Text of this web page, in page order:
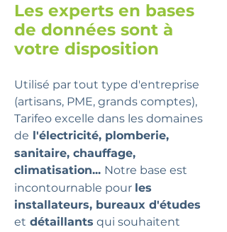
Les experts en bases
de données sont à
votre disposition
Utilisé par tout type d'entreprise
(artisans, PME, grands comptes),
Tarifeo excelle dans les domaines
de l'électricité, plomberie,
sanitaire, chauffage,
climatisation... Notre base est
incontournable pour les
installateurs, bureaux d'études
et détaillants qui souhaitent